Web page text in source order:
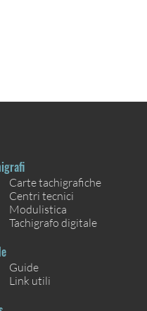
Carte tachigrafiche
Centri tecnici
Modulistica
Tachigrafo digitale
Guide
Link utili